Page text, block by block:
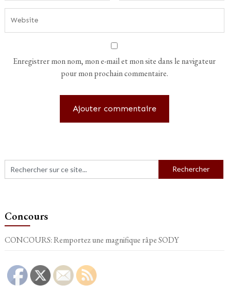
Enregistrer mon nom, mon e-mail et mon site dans le navigateur
pour mon prochain commentaire.
Concours
CONCOURS: Remportez une magnifique râpe SODY